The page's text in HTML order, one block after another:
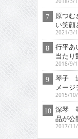
原つ
い笑顔
2021/3/
行平
当たり
2018/9/
琴子
メージ
2015/10/
深琴
品が公
2017/11/